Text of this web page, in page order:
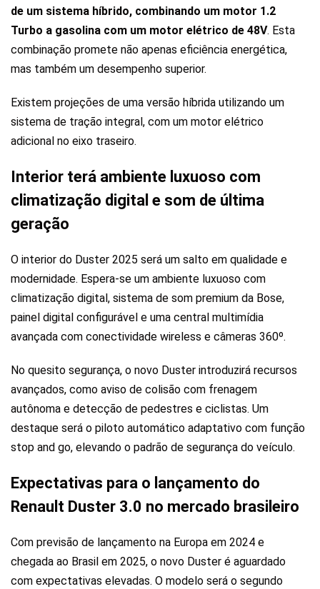
de um sistema híbrido, combinando um motor 1.2
Turbo a gasolina com um motor elétrico de 48V. Esta
combinação promete não apenas eficiência energética,
mas também um desempenho superior.
Existem projeções de uma versão híbrida utilizando um
sistema de tração integral, com um motor elétrico
adicional no eixo traseiro.
Interior terá ambiente luxuoso com
climatização digital e som de última
geração
O interior do Duster 2025 será um salto em qualidade e
modernidade. Espera-se um ambiente luxuoso com
climatização digital, sistema de som premium da Bose,
painel digital configurável e uma central multimídia
avançada com conectividade wireless e câmeras 360º.
No quesito segurança, o novo Duster introduzirá recursos
avançados, como aviso de colisão com frenagem
autônoma e detecção de pedestres e ciclistas. Um
destaque será o piloto automático adaptativo com função
stop and go, elevando o padrão de segurança do veículo.
Expectativas para o lançamento do
Renault Duster 3.0 no mercado brasileiro
Com previsão de lançamento na Europa em 2024 e
chegada ao Brasil em 2025, o novo Duster é aguardado
com expectativas elevadas. O modelo será o segundo